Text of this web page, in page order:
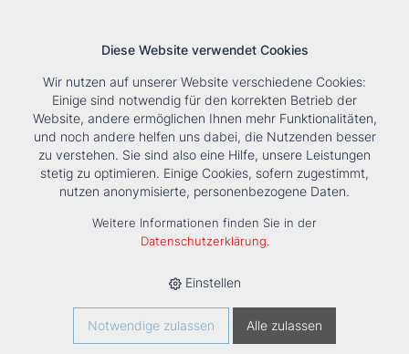
Tools Unternehmen Karriere KontaktSuche
HOME › PRODUKTE › KÄLTE/KLIMA › FANCOILS ›
VENTILATORKONVEKTOR ESTRO FBC 8
Diese Website verwendet Cookies
Wir nutzen auf unserer Website verschiedene Cookies:
Einige sind notwendig für den korrekten Betrieb der
Website, andere ermöglichen Ihnen mehr Funktionalitäten,
und noch andere helfen uns dabei, die Nutzenden besser
zu verstehen. Sie sind also eine Hilfe, unsere Leistungen
stetig zu optimieren. Einige Cookies, sofern zugestimmt,
nutzen anonymisierte, personenbezogene Daten.
Weitere Informationen finden Sie in der
Datenschutzerklärung.
Einstellen
Notwendige zulassen Alle zulassen